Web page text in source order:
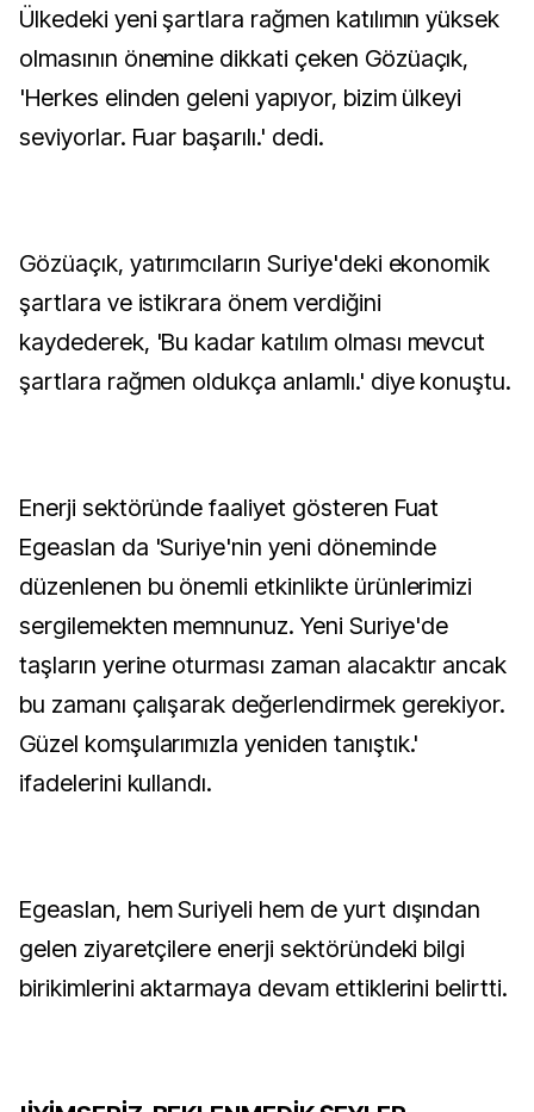
Ülkedeki yeni şartlara rağmen katılımın yüksek
olmasının önemine dikkati çeken Gözüaçık,
'Herkes elinden geleni yapıyor, bizim ülkeyi
seviyorlar. Fuar başarılı.' dedi.
Gözüaçık, yatırımcıların Suriye'deki ekonomik
şartlara ve istikrara önem verdiğini
kaydederek, 'Bu kadar katılım olması mevcut
şartlara rağmen oldukça anlamlı.' diye konuştu.
Enerji sektöründe faaliyet gösteren Fuat
Egeaslan da 'Suriye'nin yeni döneminde
düzenlenen bu önemli etkinlikte ürünlerimizi
sergilemekten memnunuz. Yeni Suriye'de
taşların yerine oturması zaman alacaktır ancak
bu zamanı çalışarak değerlendirmek gerekiyor.
Güzel komşularımızla yeniden tanıştık.'
ifadelerini kullandı.
Egeaslan, hem Suriyeli hem de yurt dışından
gelen ziyaretçilere enerji sektöründeki bilgi
birikimlerini aktarmaya devam ettiklerini belirtti.